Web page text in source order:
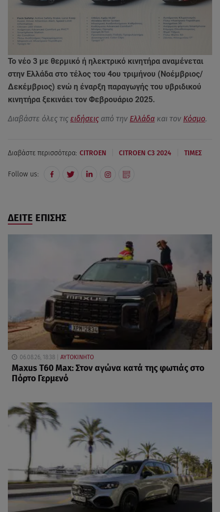
Το νέο 3 με θερμικό ή ηλεκτρικό κινητήρα αναμένεται
στην Ελλάδα στο τέλος του 4ου τριμήνου (Νοέμβριος/
Δεκέμβριος) ενώ η έναρξη παραγωγής του υβριδικού
κινητήρα ξεκινάει τον Φεβρουάριο 2025.
Διαβάστε όλες τις ειδήσεις από την Ελλάδα και τον Κόσμο.
Διαβάστε περισσότερα: CITROEN CITROEN C3 2024 ΤΙΜΕΣ
Follow us:
ΔΕΙΤΕ ΕΠΙΣΗΣ
06.08.26, 18:38 ΑΥΤΟΚΙΝΗΤΟ
Maxus T60 Max: Στον αγώνα κατά της φωτιάς στο
Πόρτο Γερμενό